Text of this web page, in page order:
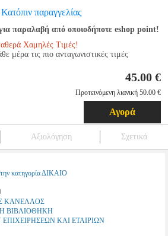
Κατόπιν παραγγελίας
παραλαβή από οποιοδήποτε eshop point!
Χαμηλές Τιμές!
μέρα τις πιο ανταγωνιστικές τιμές
45.00 €
Προτεινόμενη λιανική 50.00 €
Αγορά
Αξιολόγηση Σχετικά
ΔΙΚΑΙΟ
ΚΑΝΕΛΛΟΣ
ΒΙΒΛΙΟΘΗΚΗ
ΚΑΙ ΕΤΑΙΡΙΩΝ